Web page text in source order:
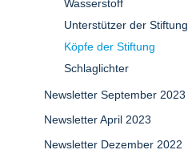
Wasserstoff
Unterstützer der Stiftung
Köpfe der Stiftung
Schlaglichter
Newsletter September 2023
Newsletter April 2023
Newsletter Dezember 2022